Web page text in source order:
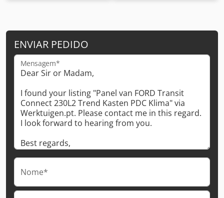
ENVIAR PEDIDO
Mensagem*
Nome*